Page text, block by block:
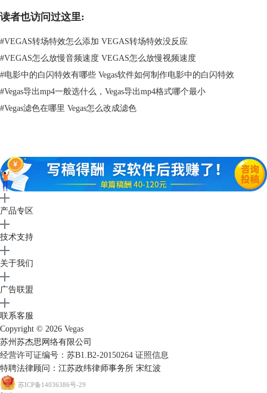
疲劳），本文的白闪片段大约四秒钟，之后分别在片段的头尾用M键打上
第四步，可在横线上点击右键选择“添加点”选项或者直接在需要的地方双
击鼠标左键，会生成可调节亮度的点，如图：
添加的时候最好先在头尾加好，再去添加中间的，这样可以不影响到前后
的片段，效果如图：
读者也访问过这里:
#VEGAS转场特效怎么添加 VEGAS转场特效没反应
#VEGAS怎么放慢音频速度 VEGAS怎么放慢视频速度
#电影中的白闪特效有哪些 Vegas软件如何制作电影中的白闪特效
#Vegas导出mp4一般选什么，Vegas导出mp4格式哪个最小
#Vegas滤色在哪里 Vegas怎么改成滤色
产品专区
技术支持
关于我们
广告联盟
联系客服
Copyright © 2026 Vegas
苏州苏杰思网络有限公司
经营许可证编号：苏B1.B2-20150264 证照信息
特聘法律顾问：江苏政纬律师事务所 宋红波
苏ICP备14036386号-29